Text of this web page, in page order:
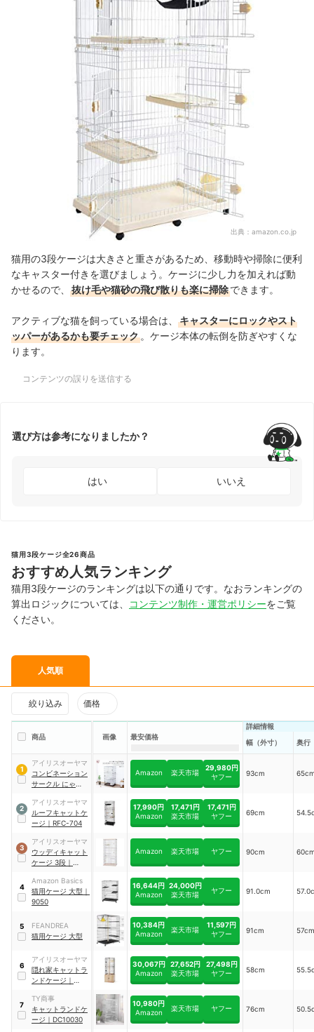
出典： amazon.co.jp
猫用の3段ケージは大きさと重さがあるため、移動時や掃除に便利
なキャスター付きを選びましょう。ケージに少し力を加えれば動
かせるので、
抜け毛や猫砂の飛び散りも楽に掃除できます。
アクティブな猫を飼っている場合は、
キャスターにロックやスト
ッパーがあるかも要チェック 。ケージ本体の転倒を防ぎやすくな
ります。
コンテンツの誤りを送信する
選び方は参考になりましたか？
はい いいえ
猫用3段ケージ全26商品
おすすめ人気ランキング
猫用3段ケージのランキングは以下の通りです。なおランキングの
算出ロジックについては、
コンテンツ制作・運営ポリシーをご覧
ください。
人気順
絞り込み 価格
商品 画像 最安価格
詳細情報
幅（外寸）
奥行
1
アイリスオーヤマ
コンビネーション
サークル にゃんこ
Amazon 楽天市場
29,980円
ヤフー
93cm
2
アイリスオーヤマ
ルーフキャットケ
ージ ｜ RFC-704
17,990円
Amazon
17,471円
楽天市場
17,471円
ヤフー
69cm
3
アイリスオーヤマ
ウッディキャット
ケージ 3段 ｜
Amazon 楽天市場 ヤフー 90cm
4
Amazon Basics
猫用ケージ 大型 ｜
9050
16,644円
Amazon
24,000円
楽天市場
ヤフー 91.0cm
5
FEANDREA
猫用ケージ 大型
10,384円
Amazon
楽天市場
11,597円
ヤフー
91cm 57cm
6
アイリスオーヤマ
隠れ家キャットラ
ンドケージ ｜
30,067円
Amazon
27,652円
楽天市場
27,498円
ヤフー
58cm
7
TY商事
キャットランドケ
ージ ｜ DC10030
10,980円
Amazon
楽天市場 ヤフー 76cm